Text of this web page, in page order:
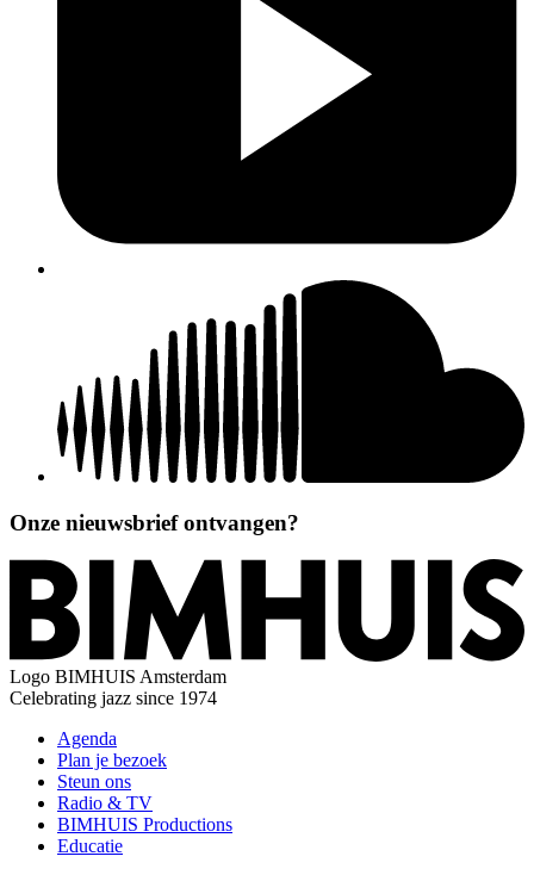
Onze nieuwsbrief ontvangen?
Logo BIMHUIS Amsterdam
Celebrating jazz since 1974
Agenda
Plan je bezoek
Steun ons
Radio & TV
BIMHUIS Productions
Educatie